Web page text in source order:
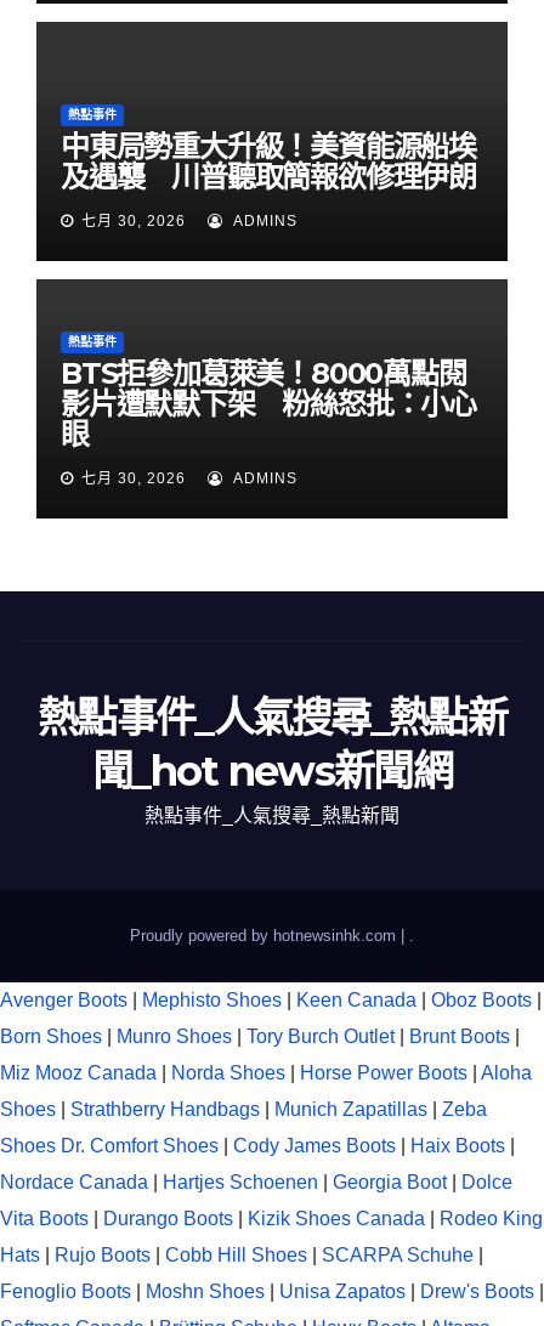
熱點事件
中東局勢重大升級！美資能源船埃
及遇襲 川普聽取簡報欲修理伊朗
七月 30, 2026 ADMINS
熱點事件
BTS拒參加葛萊美！8000萬點閱
影片遭默默下架 粉絲怒批：小心
眼
七月 30, 2026 ADMINS
熱點事件_人氣搜尋_熱點新
聞_hot news新聞網
熱點事件_人氣搜尋_熱點新聞
Proudly powered by hotnewsinhk.com |
Avenger Boots Mephisto Shoes Keen Canada Oboz Boots
Born Shoes
Munro Shoes Tory Burch Outlet Brunt Boots
Miz Mooz Canada
Norda Shoes Horse Power Boots
Aloha
Shoes
Strathberry Handbags Munich Zapatillas
Zeba
Shoes Dr. Comfort Shoes Cody James Boots Haix Boots
Nordace Canada
Hartjes Schoenen Georgia Boot|
Dolce
Vita Boots
Durango Boots Kizik Shoes Canada
Rodeo King
Hats
Rujo Boots Cobb Hill Shoes SCARPA Schuhe
Fenoglio Boots
Moshn Shoes Unisa Zapatos Drew's Boots